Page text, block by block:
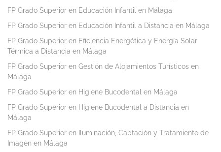
FP Grado Superior en Educación Infantil en Málaga
FP Grado Superior en Educación Infantil a Distancia en Málaga
FP Grado Superior en Eficiencia Energética y Energía Solar
Térmica a Distancia en Málaga
FP Grado Superior en Gestión de Alojamientos Turísticos en
Málaga
FP Grado Superior en Higiene Bucodental en Málaga
FP Grado Superior en Higiene Bucodental a Distancia en
Málaga
FP Grado Superior en Iluminación, Captación y Tratamiento de
Imagen en Málaga